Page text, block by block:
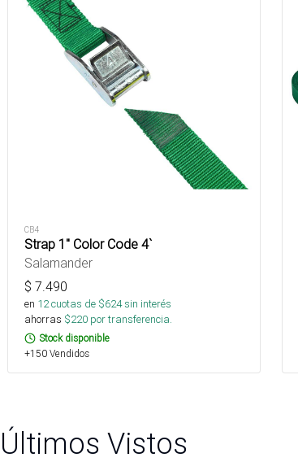
CB4
Strap 1" Color Code 4`
Salamander
$ 7.490
en 12cuotas de $624sin interés
ahorras $220 por transferencia.
Stock disponible
+150 Vendidos
Últimos Vistos